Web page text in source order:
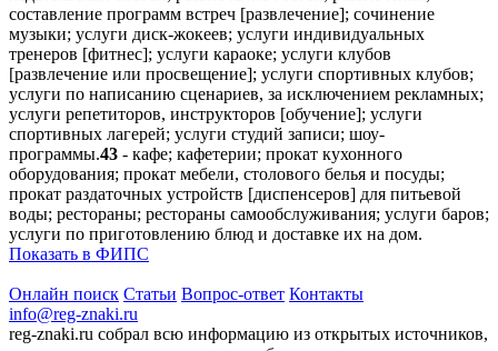
составление программ встреч [развлечение]; сочинение
музыки; услуги диск-жокеев; услуги индивидуальных
тренеров [фитнес]; услуги караоке; услуги клубов
[развлечение или просвещение]; услуги спортивных клубов;
услуги по написанию сценариев, за исключением рекламных;
услуги репетиторов, инструкторов [обучение]; услуги
спортивных лагерей; услуги студий записи; шоу-
программы.43 - кафе; кафетерии; прокат кухонного
оборудования; прокат мебели, столового белья и посуды;
прокат раздаточных устройств [диспенсеров] для питьевой
воды; рестораны; рестораны самообслуживания; услуги баров;
услуги по приготовлению блюд и доставке их на дом.
Показать в ФИПС
Онлайн поиск Статьи Вопрос-ответ Контакты
info@reg-znaki.ru
reg-znaki.ru собрал всю информацию из открытых источников,